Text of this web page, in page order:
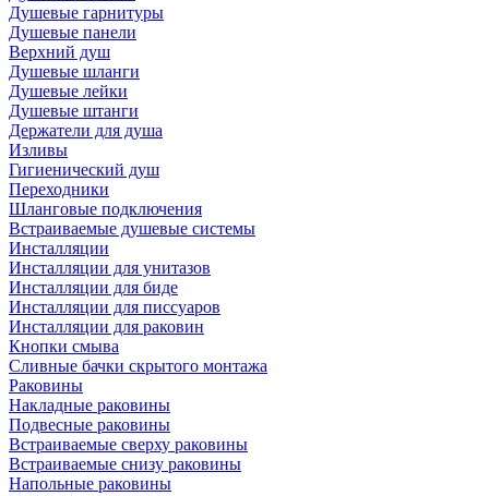
Душевые гарнитуры
Душевые панели
Верхний душ
Душевые шланги
Душевые лейки
Душевые штанги
Держатели для душа
Изливы
Гигиенический душ
Переходники
Шланговые подключения
Встраиваемые душевые системы
Инсталляции
Инсталляции для унитазов
Инсталляции для биде
Инсталляции для писсуаров
Инсталляции для раковин
Кнопки смыва
Сливные бачки скрытого монтажа
Раковины
Накладные раковины
Подвесные раковины
Встраиваемые сверху раковины
Встраиваемые снизу раковины
Напольные раковины